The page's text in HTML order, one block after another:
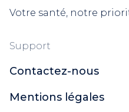
Votre santé, notre
Support
Contactez-nous
Mentions légales